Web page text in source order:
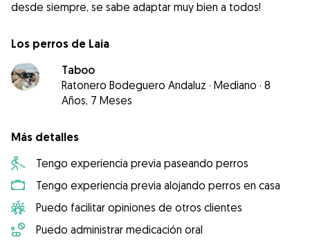
Los perros de Laia
Taboo
Ratonero Bodeguero Andaluz · Mediano · 8
Años, 7 Meses
Más detalles
Tengo experiencia previa paseando perros
Tengo experiencia previa alojando perros en casa
Puedo facilitar opiniones de otros clientes
Puedo administrar medicación oral